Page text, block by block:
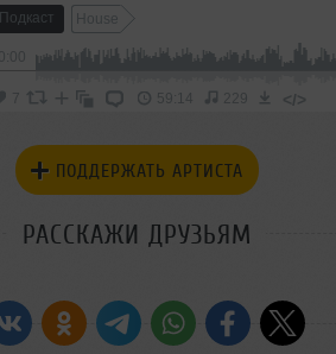
Подкаст House
7 59:14 229 </>
ПОДДЕРЖАТЬ АРТИСТА
РАССКАЖИ ДРУЗЬЯМ